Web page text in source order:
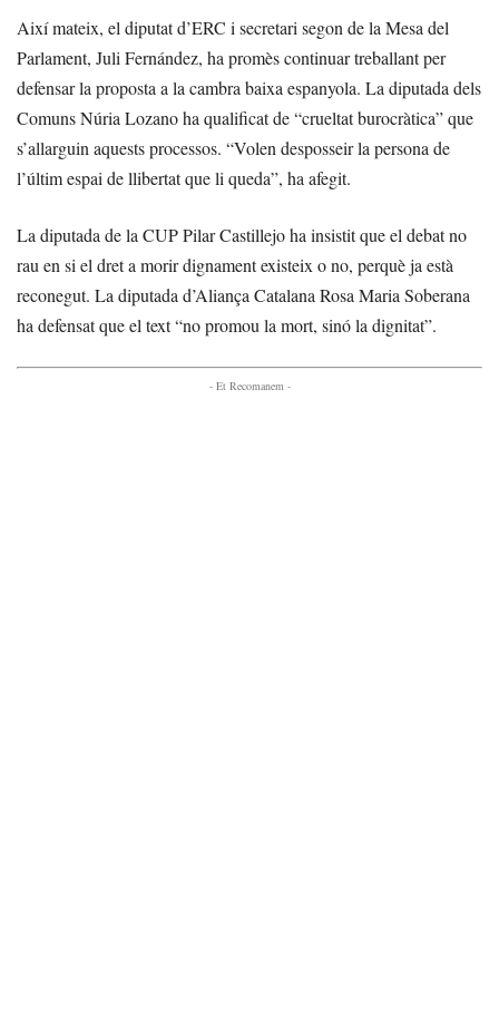
Així mateix, el diputat d’ERC i secretari segon de la Mesa del
Parlament, Juli Fernández, ha promès continuar treballant per
defensar la proposta a la cambra baixa espanyola. La diputada dels
Comuns Núria Lozano ha qualificat de “crueltat burocràtica” que
s’allarguin aquests processos. “Volen desposseir la persona de
l’últim espai de llibertat que li queda”, ha afegit.
La diputada de la CUP Pilar Castillejo ha insistit que el debat no
rau en si el dret a morir dignament existeix o no, perquè ja està
reconegut. La diputada d’Aliança Catalana Rosa Maria Soberana
ha defensat que el text “no promou la mort, sinó la dignitat”.
- Et Recomanem -